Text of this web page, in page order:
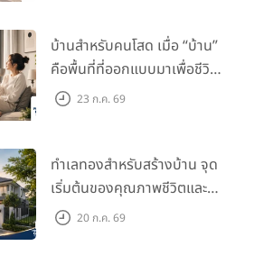
บ้านสำหรับคนโสด เมื่อ “บ้าน”
คือพื้นที่ที่ออกแบบมาเพื่อชีวิต
ในแบบของคุณ
23 ก.ค. 69
ทำเลทองสำหรับสร้างบ้าน จุด
เริ่มต้นของคุณภาพชีวิตและ
มูลค่าในอนาคต
20 ก.ค. 69